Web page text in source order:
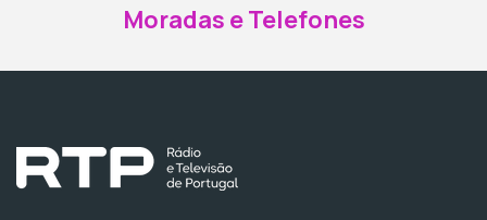
Moradas e Telefones